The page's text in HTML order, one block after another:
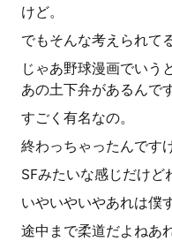
けど。
でもそんな考えられて
じゃあ野球漫画でいう
あの土下弁があるんで
すごく有名なの。
終わっちゃったんです
SFみたいな感じだけど
いやいやいやあれは僕
途中まで柔道だよねあ